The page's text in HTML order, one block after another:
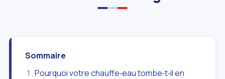
Sommaire
Pourquoi votre chauffe‑eau tombe‑t‑il en